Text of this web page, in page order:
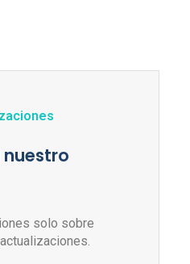
solo sobre